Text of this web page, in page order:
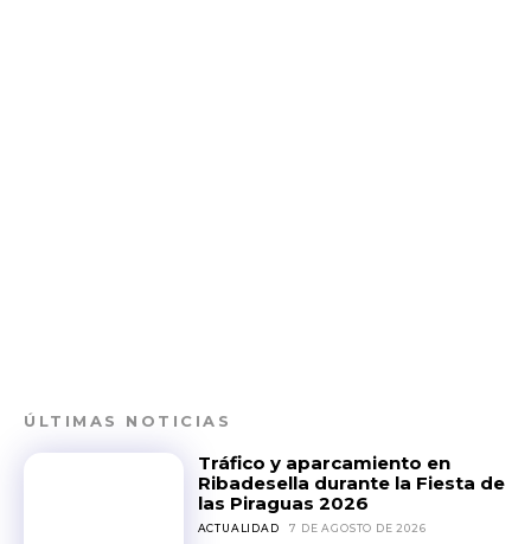
ÚLTIMAS NOTICIAS
Tráfico y aparcamiento en
Ribadesella durante la Fiesta de
las Piraguas 2026
ACTUALIDAD 7 DE AGOSTO DE 2026